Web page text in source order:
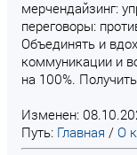
мерчендайзинг:
переговоры:
Объединять и
коммуникации и
на 100%.
Изменен:
Путь: Главная / О